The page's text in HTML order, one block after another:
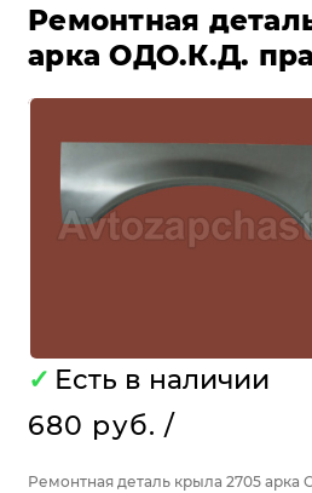
Ремонтная
арка ОДО.К.Д.
✓ Есть в наличии
680 руб. /
Ремонтная деталь крыла 2705 арка